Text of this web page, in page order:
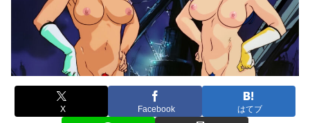
X Facebook はてブ